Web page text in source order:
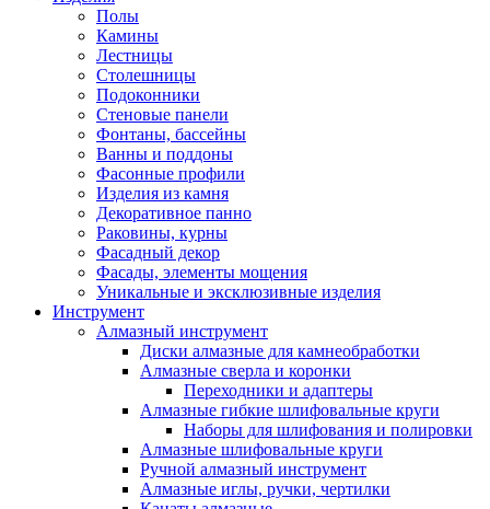
Полы
Камины
Лестницы
Столешницы
Подоконники
Стеновые панели
Фонтаны, бассейны
Ванны и поддоны
Фасонные профили
Изделия из камня
Декоративное панно
Раковины, курны
Фасадный декор
Фасады, элементы мощения
Уникальные и эксклюзивные изделия
Инструмент
Алмазный инструмент
Диски алмазные для камнеобработки
Алмазные сверла и коронки
Переходники и адаптеры
Алмазные гибкие шлифовальные круги
Наборы для шлифования и полировки
Алмазные шлифовальные круги
Ручной алмазный инструмент
Алмазные иглы, ручки, чертилки